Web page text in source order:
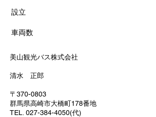
設立
車両数
美山観光バス株式会社
清水 正郎
〒370-0803
群馬県高崎市大橋町178番地
TEL. 027-384-4050(代)